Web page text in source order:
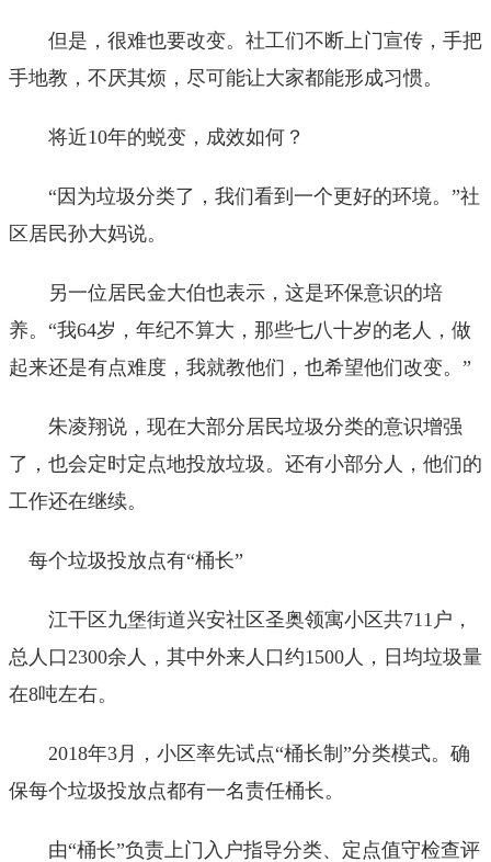
但是，很难也要改变。社工们不断上门宣传，手把
手地教，不厌其烦，尽可能让大家都能形成习惯。
将近10年的蜕变，成效如何？
“因为垃圾分类了，我们看到一个更好的环境。”社
区居民孙大妈说。
另一位居民金大伯也表示，这是环保意识的培
养。“我64岁，年纪不算大，那些七八十岁的老人，做
起来还是有点难度，我就教他们，也希望他们改变。”
朱凌翔说，现在大部分居民垃圾分类的意识增强
了，也会定时定点地投放垃圾。还有小部分人，他们的
工作还在继续。
每个垃圾投放点有“桶长”
江干区九堡街道兴安社区圣奥领寓小区共711户，
总人口2300余人，其中外来人口约1500人，日均垃圾量
在8吨左右。
2018年3月，小区率先试点“桶长制”分类模式。确
保每个垃圾投放点都有一名责任桶长。
由“桶长”负责上门入户指导分类、定点值守检查评